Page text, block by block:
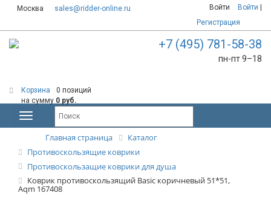
Москва sales@ridder-online.ru Войти Войти
Регистрация
+7 (495) 781-58-38
пн-пт 9–18
Корзина
0 позиций
на сумму 0 руб.
Главная страница
Каталог
Противоскользящие коврики
Противоскользащие коврики для душа
Коврик противоскользящий Basic коричневый 51*51,
Aqm 167408